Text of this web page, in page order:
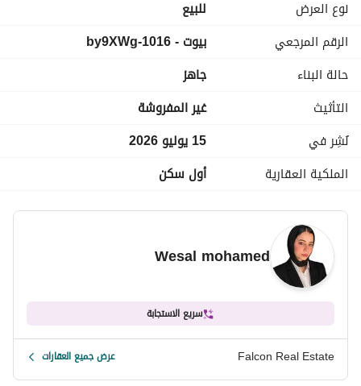
للتواصل فون:
عرض معلومات الاتصال
___________________________
نوع العرض
للبيع
الرقم المرجعي
بيوت - 1016-by9XWg
حالة البناء
جاهز
التأثيث
غير المفروشة
نُشِر في
15 يوليو 2026
الملكية العقارية
أول سكن
Wesal mohamed
سريع الاستجابة
Falcon Real Estate عرض جميع العقارات